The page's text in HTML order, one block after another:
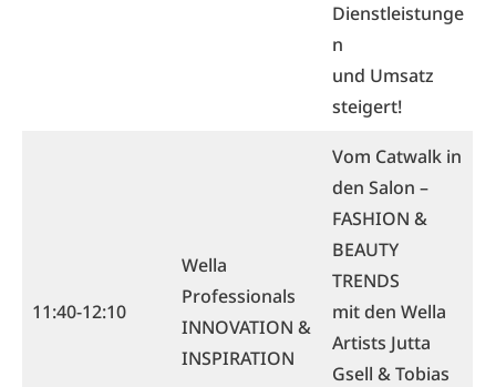
Dienstleistunge
n
und Umsatz
steigert!
11:40-12:10
Wella
Professionals
INNOVATION &
INSPIRATION
Vom Catwalk in
den Salon –
FASHION &
BEAUTY
TRENDS
mit den Wella
Artists Jutta
Gsell & Tobias